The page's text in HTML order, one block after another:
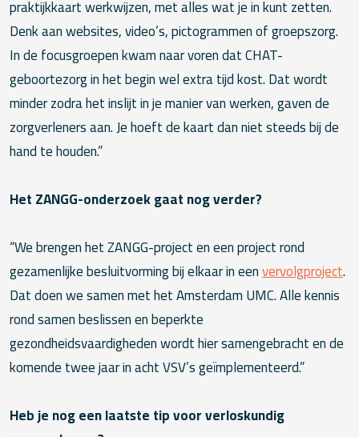
praktijkkaart werkwijzen, met alles wat je in kunt zetten.
Denk aan websites, video’s, pictogrammen of groepszorg.
In de focusgroepen kwam naar voren dat CHAT-
geboortezorg in het begin wel extra tijd kost. Dat wordt
minder zodra het inslijt in je manier van werken, gaven de
zorgverleners aan. Je hoeft de kaart dan niet steeds bij de
hand te houden.”
Het ZANGG-onderzoek gaat nog verder?
“We brengen het ZANGG-project en een project rond
gezamenlijke besluitvorming bij elkaar in eenvervolgproject.
Dat doen we samen met het Amsterdam UMC. Alle kennis
rond samen beslissen en beperkte
gezondheidsvaardigheden wordt hier samengebracht en de
komende twee jaar in acht VSV’s geïmplementeerd.”
Heb je nog een laatste tip voor verloskundig